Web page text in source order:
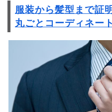
服装から髪型まで証
丸ごとコーディネート